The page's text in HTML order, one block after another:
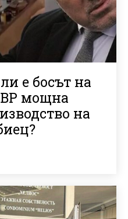
е босът на
мощна
на